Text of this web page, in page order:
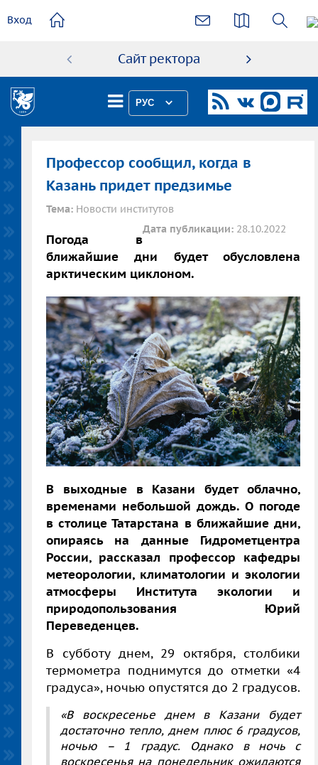
содержанию
Вход
Сайт ректора
РУС
Профессор сообщил, когда в
Казань придет предзимье
Тема: Новости институтов
Дата публикации: 28.10.2022
Погода в
ближайшие дни будет обусловлена
арктическим циклоном.
В выходные в Казани будет облачно,
временами небольшой дождь. О погоде
в столице Татарстана в ближайшие дни,
опираясь на данные Гидрометцентра
России, рассказал профессор кафедры
метеорологии, климатологии и экологии
атмосферы Института экологии и
природопользования Юрий
Переведенцев.
В субботу днем, 29 октября, столбики
термометра поднимутся до отметки «4
градуса», ночью опустятся до 2 градусов.
«В воскресенье днем в Казани будет
достаточно тепло, днем плюс 6 градусов,
ночью – 1 градус. Однако в ночь с
воскресенья на понедельник ожидаются